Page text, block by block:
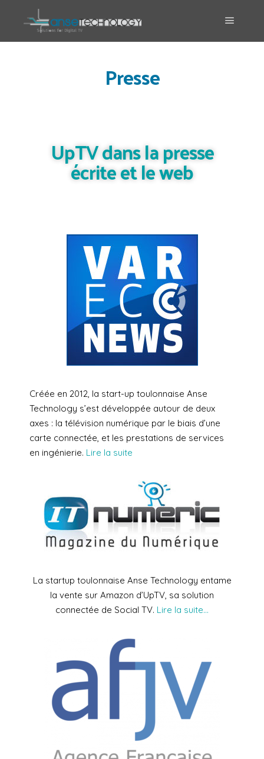
Presse
UpTV dans la presse
écrite et le web
Créée en 2012, la start-up toulonnaise Anse
Technology s’est développée autour de deux
axes : la télévision numérique par le biais d’une
carte connectée, et les prestations de services
en ingénierie. Lire la suite
La startup toulonnaise Anse Technology entame
la vente sur Amazon d’UpTV, sa solution
connectée de Social TV. Lire la suite…